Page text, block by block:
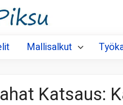
Mallisalkut
Katsaus: